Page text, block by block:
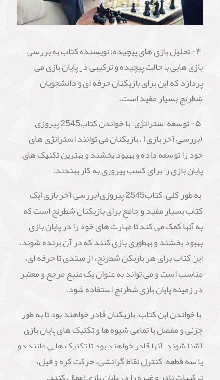
۴- تحلیل بازی های پیچیده: نویسنده کتاب به بررسی
بازی هایی با حالت پیچیده و ترکیبی در پایان بازی می
پردازد که این برای بازیکنان حرفه ای و دانشجویان
شطرنج بسیار مفید است.
۵- توسعه استراتژی: با خواندن کتاب2545 پیروزی
(بررسی آخر بازی) ، بازیکنان می توانند استراتژی های
خود را توسعه داده و بهبود بخشند و بهترین تکنیک های
پایان بازی را برای کسب پیروزی به کار ببندند.
به طور کلی، کتاب2545 پیروزی(بررسی آخر بازی)یک
کتاب بسیار مفید و جامع برای بازیکنان شطرنج است که
به آنها کمک می کند تا مهارت های خود را در پایان بازی
بهبود بخشند و بهطوری بازی کنند که در آن برنده شوند.
این کتاب برای هر بازیکن شطرنج، از مبتدی تا حرفه ای،
مناسب است و می تواند به عنوان یک منبع مرجع و معتبر
در زمینه پایان بازی شطرنج استفاده شود.
با خواندن این کتاب، بازیکنان قادر خواهند بود تا به طور
جزئی و مفصل با تمامی شیوه ها و تکنیک های پایان بازی
آشنا شوند. آنها قادر خواهند بود تا تکنیک هایی مانند دو
یا سه قطعه، کنترل نقاط گرانشی، حرکت کره و فیل،